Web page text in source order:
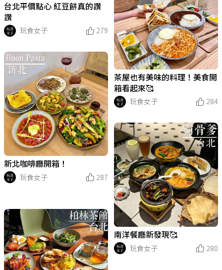
台北平價點心 紅豆餅真的讚
讚
玩食女子
279
茶屋也有美味的料理！美食開
箱看起來🥰
玩食女子
284
新北咖啡廳開箱！
玩食女子
287
南洋餐廳新發現🥰
玩食女子
280